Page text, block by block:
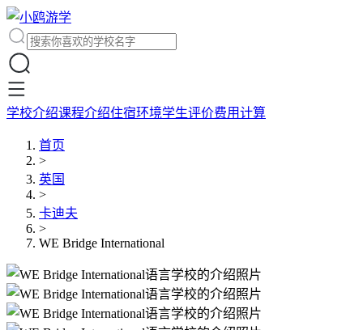
学校介绍课程介绍住宿环境学生评价费用计算
首页
>
英国
>
卡迪夫
>
WE Bridge International